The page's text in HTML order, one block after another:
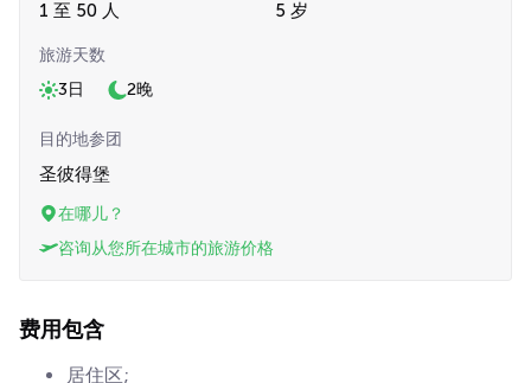
1 至 50 人 5 岁
旅游天数
3日
2晚
目的地参团
圣彼得堡
在哪儿？
咨询从您所在城市的旅游价格
费用包含
居住区;